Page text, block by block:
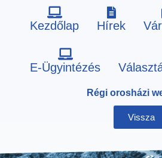
Kezdőlap Hírek
E-Ügyintézés
Régi orosházi
Vissza